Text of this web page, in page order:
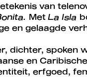
van
Met La Isla
en gelaagde
dichter, spoken
en
erfgoed,